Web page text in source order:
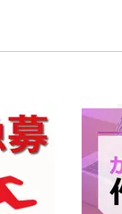
,50代活躍中,男性活